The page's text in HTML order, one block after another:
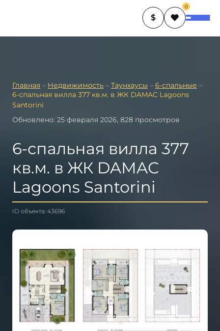
$
0
Главная – Недвижимость – Таунхаусы – 6-спальные –
6-спальная вилла 377 кв.м. в ЖК DAMAC Lagoons
Santorini
Обновлено: 25 февраля 2026, 828 просмотров
6-спальная вилла 377
кв.м. в ЖК DAMAC
Lagoons Santorini
ID объекта: 43696